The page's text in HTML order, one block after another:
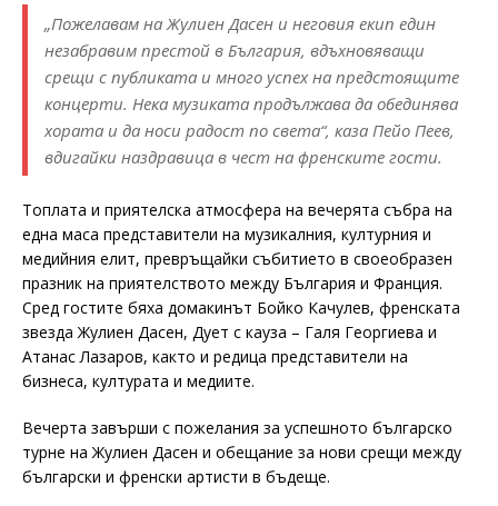
„Пожелавам на Жулиен Дасен и неговия екип един
незабравим престой в България, вдъхновяващи
срещи с публиката и много успех на предстоящите
концерти. Нека музиката продължава да обединява
хората и да носи радост по света“, каза Пейо Пеев,
вдигайки наздравица в чест на френските гости.
Топлата и приятелска атмосфера на вечерята събра на
една маса представители на музикалния, културния и
медийния елит, превръщайки събитието в своеобразен
празник на приятелството между България и Франция.
Сред гостите бяха домакинът Бойко Качулев, френската
звезда Жулиен Дасен, Дует с кауза – Галя Георгиева и
Атанас Лазаров, както и редица представители на
бизнеса, културата и медиите.
Вечерта завърши с пожелания за успешното българско
турне на Жулиен Дасен и обещание за нови срещи между
български и френски артисти в бъдеще.